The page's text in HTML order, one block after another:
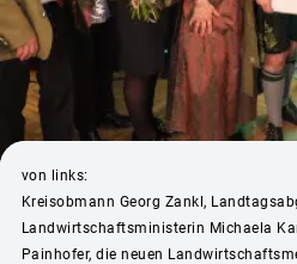
von links:
Kreisobmann Georg Zankl,
Landwirtschaftsministerin Michaela
Painhofer, die neuen